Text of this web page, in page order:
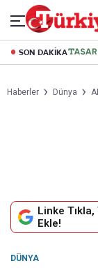
SON DAKİKA
Haberler Dünya
Linke
Ekle!
DÜNYA